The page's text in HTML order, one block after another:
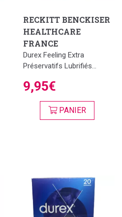
RECKITT BENCKISER
HEALTHCARE
FRANCE
Durex Feeling Extra
Préservatifs Lubrifiés...
9,95€
PANIER